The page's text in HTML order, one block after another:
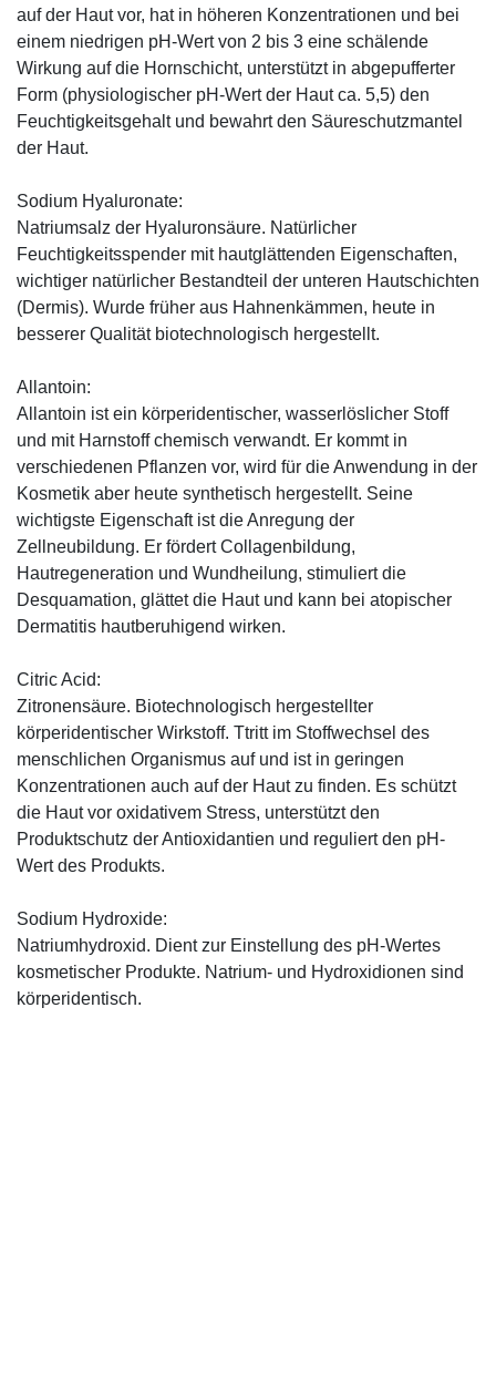
auf der Haut vor, hat in höheren Konzentrationen und bei
einem niedrigen pH-Wert von 2 bis 3 eine schälende
Wirkung auf die Hornschicht, unterstützt in abgepufferter
Form (physiologischer pH-Wert der Haut ca. 5,5) den
Feuchtigkeitsgehalt und bewahrt den Säureschutzmantel
der Haut.
Sodium Hyaluronate:
Natriumsalz der Hyaluronsäure. Natürlicher
Feuchtigkeitsspender mit hautglättenden Eigenschaften,
wichtiger natürlicher Bestandteil der unteren Hautschichten
(Dermis). Wurde früher aus Hahnenkämmen, heute in
besserer Qualität biotechnologisch hergestellt.
Allantoin:
Allantoin ist ein körperidentischer, wasserlöslicher Stoff
und mit Harnstoff chemisch verwandt. Er kommt in
verschiedenen Pflanzen vor, wird für die Anwendung in der
Kosmetik aber heute synthetisch hergestellt. Seine
wichtigste Eigenschaft ist die Anregung der
Zellneubildung. Er fördert Collagenbildung,
Hautregeneration und Wundheilung, stimuliert die
Desquamation, glättet die Haut und kann bei atopischer
Dermatitis hautberuhigend wirken.
Citric Acid:
Zitronensäure. Biotechnologisch hergestellter
körperidentischer Wirkstoff. Ttritt im Stoffwechsel des
menschlichen Organismus auf und ist in geringen
Konzentrationen auch auf der Haut zu finden. Es schützt
die Haut vor oxidativem Stress, unterstützt den
Produktschutz der Antioxidantien und reguliert den pH-
Wert des Produkts.
Sodium Hydroxide:
Natriumhydroxid. Dient zur Einstellung des pH-Wertes
kosmetischer Produkte. Natrium- und Hydroxidionen sind
körperidentisch.